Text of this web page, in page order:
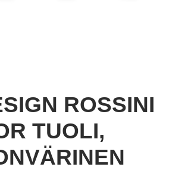
ROSSINI
TUOLI,